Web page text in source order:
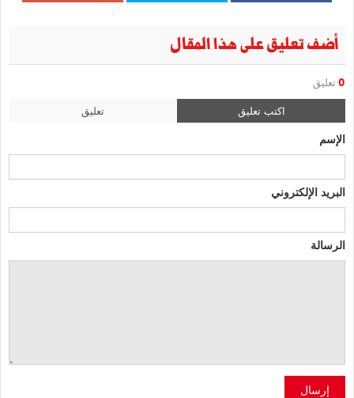
أضف تعليق على هذا المقال
0 تعليق
اكتب تعليق تعليق
الإسم
البريد الإلكتروني
الرسالة
إرسال